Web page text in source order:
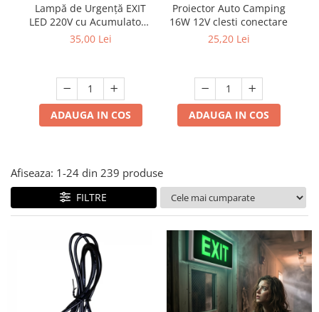
Lampi emergente
Multimetru Digital
Prelungitoare/Derulatoare
Triplu Stecher
Întrerupătoare/Comutatoare
Lampă de Urgență EXIT
LED 220V cu Acumulator -
Autonomie 120 Minute,
35,00 Lei
ADAUGA IN COS
Proiector Auto Camping
16W 12V clesti conectare
25,20 Lei
ADAUGA IN COS
Afiseaza: 1-24 din 239 produse
FILTRE